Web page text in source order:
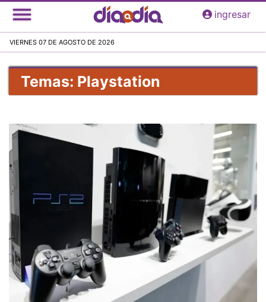
Pasar
al
principal
ingresar
VIERNES 07 DE AGOSTO DE 2026
Temas: Playstation